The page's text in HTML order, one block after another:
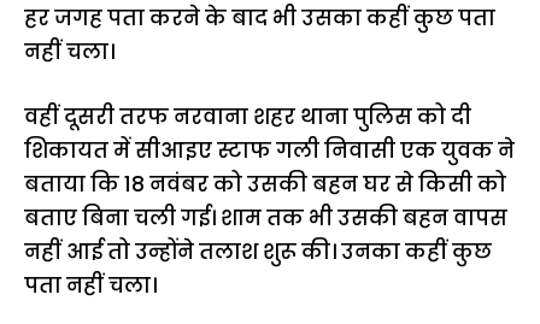
हर जगह पता करने के बाद भी उसका कहीं कुछ पता
नहीं चला।
वहीं दूसरी तरफ नरवाना शहर थाना पुलिस को दी
शिकायत में सीआइए स्टाफ गली निवासी एक युवक ने
बताया कि 18 नवंबर को उसकी बहन घर से किसी को
बताए बिना चली गई। शाम तक भी उसकी बहन वापस
नहीं आई तो उन्होंने तलाश शुरू की। उनका कहीं कुछ
पता नहीं चला।